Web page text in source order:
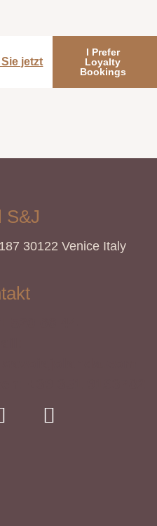
jetzt
I Prefer
Loyalty
Bookings
S&J
30122 Venice Italy